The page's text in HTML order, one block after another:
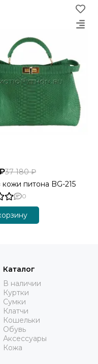
37 180 ₽
кожи питона BG-215
0
Каталог
В наличии
Куртки
Сумки
Клатчи
Кошельки
Обувь
Аксессуары
Кожа